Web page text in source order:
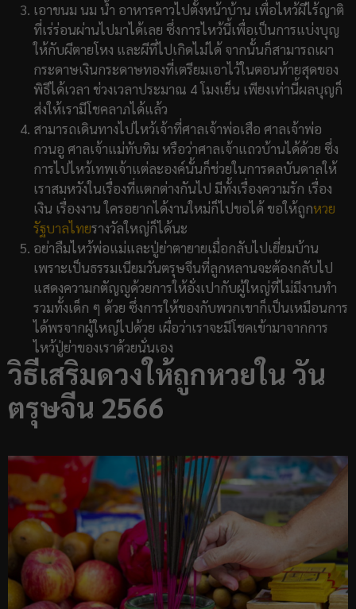
เอาขนม นม น้ำ อาหารคาวไปตั้งหน้าบ้าน เพื่อไหว้ผีไร้ญาติ
ที่เร่ร่อนผ่านไปมาได้เลย ซึ่งการไหว้นี้เพื่อเป็นการแบ่งบุญ
ให้กับผีตายโหง และผีที่ไปเกิดไม่ได้ จากนั้นก็สามารถเผา
กระดาษเงินกระดาษทองที่เตรียมเอาไว้ในตอนท้ายสุดของ
พิธีได้เวลา ช่วงเวลาประมาณ 4 โมงเย็น เพียงเท่านี้ผลบุญก็
ส่งให้เรามีโชคลาภได้แล้ว
สามารถเดินทางไปไหว้เจ้าที่ศาลเจ้าพ่อเสือ ศาลเจ้าพ่อ
กวนอู ศาลเจ้าแม่ทับทิม หรือว่าศาลเจ้าแถวบ้านได้ด้วย ซึ่ง
การไปไหว้เทพเจ้าแต่ละองค์นั้นก็ช่วยในการดลบันดาลให้
เราสมหวังในเรื่องที่แตกต่างกันไป มีทั้งเรื่องความรัก เรื่อง
เงิน เรื่องงาน ใครอยากได้งานใหม่ก็ไปขอได้ ขอให้ถูกหวย
รัฐบาลไทยรางวัลใหญ่ก็ได้นะ
อย่าลืมไหว้พ่อแม่และปู่ย่าตายายเมื่อกลับไปเยี่ยมบ้าน
เพราะเป็นธรรมเนียมวันตรุษจีนที่ลูกหลานจะต้องกลับไป
แสดงความกตัญญูด้วยการให้อั่งเปากับผู้ใหญ่ที่ไม่มีงานทำ
รวมทั้งเด็ก ๆ ด้วย ซึ่งการให้ของกับพวกเขาก็เป็นเหมือนการ
ได้พรจากผู้ใหญ่ไปด้วย เผื่อว่าเราจะมีโชคเข้ามาจากการ
ไหว้ปู่ย่าของเราด้วยนั่นเอง
วิธีเสริมดวงให้ถูกหวยใน วัน
ตรุษจีน 2566